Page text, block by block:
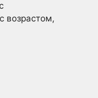
возрастом,